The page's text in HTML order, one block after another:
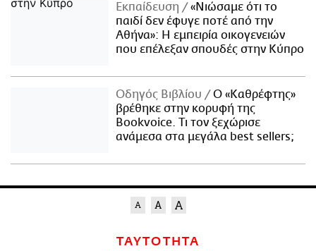
Εκπαίδευση
«Νιώσαμε ότι το
παιδί δεν έφυγε ποτέ από την
Αθήνα»: Η εμπειρία οικογενειών
που επέλεξαν σπουδές στην Κύπρο
Οδηγός Βιβλίου
Ο «Καθρέφτης»
βρέθηκε στην κορυφή της
Bookvoice. Τι τον ξεχώρισε
ανάμεσα στα μεγάλα best sellers;
ΤΑΥΤΟΤΗΤΑ